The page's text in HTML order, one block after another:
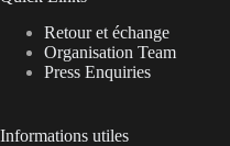
Retour et échange
Organisation Team
Press Enquiries
Informations utiles